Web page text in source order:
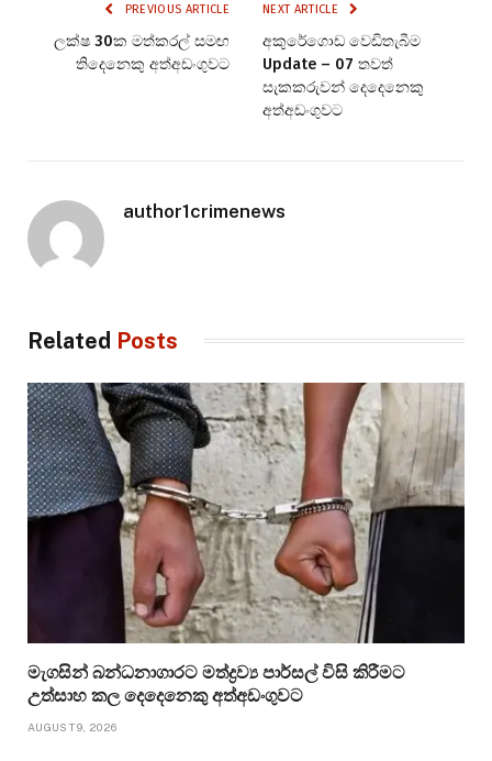
PREVIOUS ARTICLE
ලක්ෂ 30ක මත්කරල් සමඟ
තිදෙනෙකු අත්අඩංගුවට
NEXT ARTICLE
අකුරේගොඩ වෙඩිතැබීම
Update – 07 තවත්
සැකකරුවන් දෙදෙනෙකු
අත්අඩංගුවට
author1crimenews
Related Posts
මැගසින් බන්ධනාගාරට මත්ද්‍රව්‍ය පාර්සල් විසි කිරීමට
උත්සාහ කල දෙදෙනෙකු අත්අඩංගුවට
AUGUST 9, 2026